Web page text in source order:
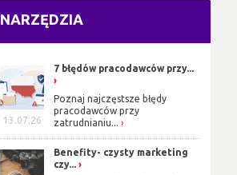
NARZĘDZIA
13.07.26
7 błędów pracodawców przy...
Poznaj najczęstsze błędy
pracodawców przy
zatrudnianiu...
Benefity- czysty marketing
czy...